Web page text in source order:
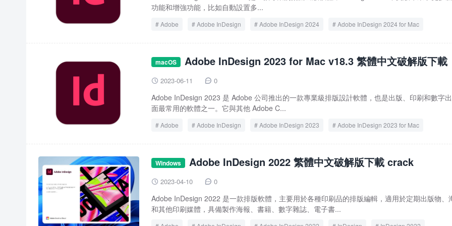
功能和增強功能，比如自動設置多...
Adobe Adobe InDesign Adobe InDesign 2024
Adobe InDesign 2024 for Mac
macOS Adobe InDesign 2023 for Mac v18.3 繁體中文破解版下載
 2023-06-11  0
Adobe InDesign 2023 是 Adobe 公司推出的一款專業級排版設計軟體，也是出版、印刷和數字
面最常用的軟體之一。它與其他 Adobe C...
Adobe Adobe InDesign Adobe InDesign 2023
Adobe InDesign 2023 for Mac
Windows Adobe InDesign 2022 繁體中文破解版下載 crack
 2023-04-10  0
Adobe InDesign 2022 是一款排版軟體，主要用於各種印刷品的排版編輯，適用於定期出版物、
和其他印刷媒體，具備製作海報、書籍、數字雜誌、電子書...